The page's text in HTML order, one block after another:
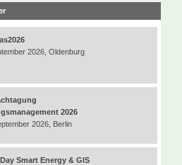
2026, Oldenburg
2026
2026, Berlin
Smart Energy & GIS